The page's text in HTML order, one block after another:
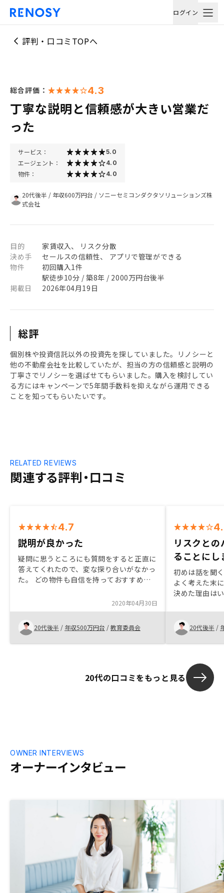
ログイン
評判・口コミTOPへ
総合評価： 4.3
丁寧な説明と信頼感が大きい営業だ
った
サービス： 5.0
エージェント： 4.0
物件： 4.0
20代後半 / 年収600万円台 / ソニーセミコンダクタソリューションズ株
式会社
目的
家賃収入、 リスク分散
決め手
セールスの信頼性、 アプリで管理ができる
物件
初回購入1件
駅徒歩10分 / 築8年 / 2000万円台後半
掲載日
2026年04月19日
総評
個別株や投資信託以外の投資先を探していました。リノシーと
他の不動産会社を比較していたが、担当の方の信頼感と説明の
丁寧さでリノシーを選ばせてもらいました。購入を検討してい
る方にはキャンペーンで5年間手数料を抑えながら運用できる
ことを知ってもらいたいです。
関連する評判・口コミ
RELATED REVIEWS
4.7
説明が良かった
疑問に思うところにも質問をすると正直に
答えてくれたので、変な探り合いがなかっ
た。 どの物件も自信を持っておすすめし
であれば、表面利回りが高い物件の方がい
いのかなと思った。物件のことはきちんと
結構詰めていきますが、火災保険について
も一緒に詳しく詰められるとありがたい。
地震保険はつけた方がいいのかなども初心
2020年04月30日
20代後半 / 年収500万円台 /教育委員会
リスクと
ることにし
初めは話を聞
よく考えた末
決めた理由は
す。不動産の
関の与信を通
ものであるた
した。また、
きっかけとな
え、相対的に
断し、勉強の
20代後半 /
20代の口コミをもっと見る
オーナーインタビュー
OWNER INTERVIEWS